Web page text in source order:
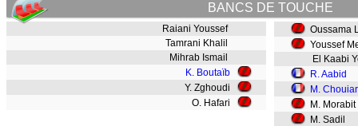
BANCS DE TOUCHE
Raiani Youssef
Tamrani Khalil
Mihrab Ismail
K. Boutaïb
Y. Zghoudi
O. Hafari
Oussama
Youssef
El Kaabi
R. Aabid
M. Chouiar
M. Morabit
M. Sadil